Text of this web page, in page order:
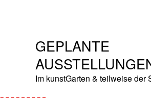
ANGEBOTE
GEPLANTE
Im kunstGarten & teilweise der